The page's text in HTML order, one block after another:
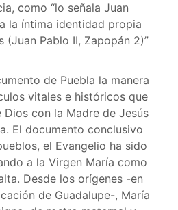
como “lo señala Juan
la íntima identidad propia
(Juan Pablo II, Zapopán 2)”
de Puebla la manera
vitales e históricos que
Dios con la Madre de Jesús
El documento conclusivo
el Evangelio ha sido
a la Virgen María como
Desde los orígenes -en
de Guadalupe-, María